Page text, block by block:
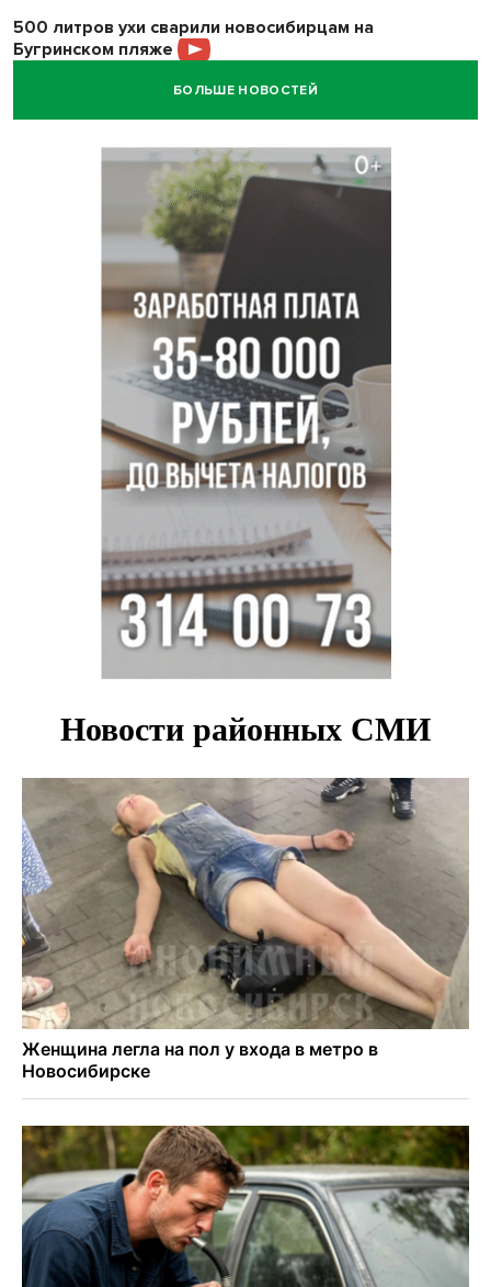
500 литров ухи сварили новосибирцам на
Бугринском пляже
БОЛЬШЕ НОВОСТЕЙ